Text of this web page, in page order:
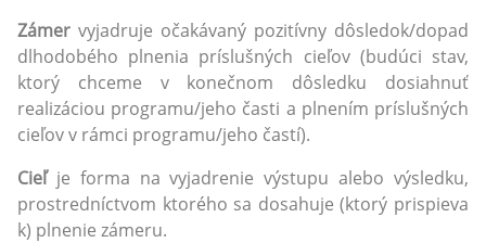
Zámer vyjadruje očakávaný pozitívny dôsledok/dopad
dlhodobého plnenia príslušných cieľov (budúci stav,
ktorý chceme v konečnom dôsledku dosiahnuť
realizáciou programu/jeho časti a plnením príslušných
cieľov v rámci programu/jeho častí).
Cieľ je forma na vyjadrenie výstupu alebo výsledku,
prostredníctvom ktorého sa dosahuje (ktorý prispieva
k) plnenie zámeru.